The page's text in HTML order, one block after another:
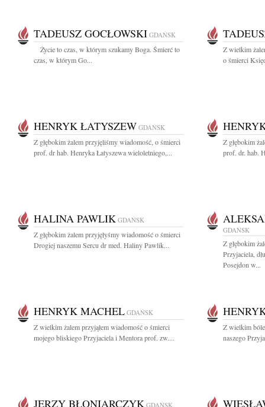
TADEUSZ GOCŁOWSKI GDAŃSK
Życie to czas, w którym szukamy Boga. Śmierć to
czas, w którym Go...
Z wielkim
o śmierci
HENRYK ŁATYSZEW GDAŃSK
Z głębokim żalem przyjęliśmy wiadomość, o śmierci
prof. dr hab. Henryka Łatyszewa wieloletniego,...
Z głębokim
prof. dr. hab.
HALINA PAWLIK GDAŃSK
Z głębokim żalem przyjęłyśmy wiadomość o śmierci
Drogiej naszemu Sercu dr med. Haliny Pawlik...
GDAŃSK
Z głębokim
Przyjaciela,
Posejdon w...
HENRYK MACHEL GDAŃSK
Z wielkim żalem przyjąłem wiadomość o śmierci
mojego bliskiego Przyjaciela i Mentora prof. zw....
Z wielkim
naszego
JERZY BŁONIARCZYK GDAŃSK